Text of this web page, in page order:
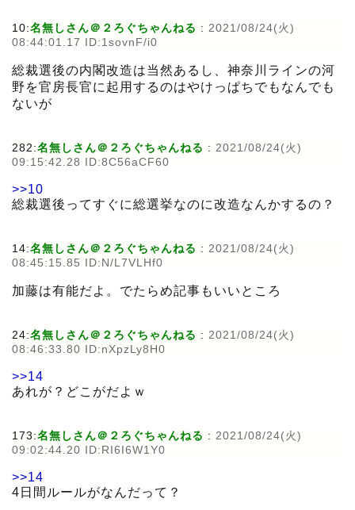
10:名無しさん＠２ろぐちゃんねる : 2021/08/24(火)
08:44:01.17 ID:1sovnF/i0
総裁選後の内閣改造は当然あるし、神奈川ラインの河
野を官房長官に起用するのはやけっぱちでもなんでも
ないが
282:名無しさん＠２ろぐちゃんねる : 2021/08/24(火)
09:15:42.28 ID:8C56aCF60
>>10
総裁選後ってすぐに総選挙なのに改造なんかするの？
14:名無しさん＠２ろぐちゃんねる : 2021/08/24(火)
08:45:15.85 ID:N/L7VLHf0
加藤は有能だよ。でたらめ記事もいいところ
24:名無しさん＠２ろぐちゃんねる : 2021/08/24(火)
08:46:33.80 ID:nXpzLy8H0
>>14
あれが？どこがだよｗ
173:名無しさん＠２ろぐちゃんねる : 2021/08/24(火)
09:02:44.20 ID:RI6I6W1Y0
>>14
4日間ルールがなんだって？